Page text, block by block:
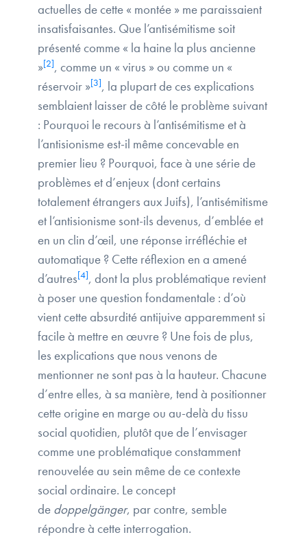
actuelles de cette « montée » me paraissaient
insatisfaisantes. Que l’antisémitisme soit
présenté comme « la haine la plus ancienne
»[2], comme un « virus » ou comme un «
réservoir »[3], la plupart de ces explications
semblaient laisser de côté le problème suivant
: Pourquoi le recours à l’antisémitisme et à
l’antisionisme est-il même concevable en
premier lieu ? Pourquoi, face à une série de
problèmes et d’enjeux (dont certains
totalement étrangers aux Juifs), l’antisémitisme
et l’antisionisme sont-ils devenus, d’emblée et
en un clin d’œil, une réponse irréfléchie et
automatique ? Cette réflexion en a amené
d’autres[4], dont la plus problématique revient
à poser une question fondamentale : d’où
vient cette absurdité antijuive apparemment si
facile à mettre en œuvre ? Une fois de plus,
les explications que nous venons de
mentionner ne sont pas à la hauteur. Chacune
d’entre elles, à sa manière, tend à positionner
cette origine en marge ou au-delà du tissu
social quotidien, plutôt que de l’envisager
comme une problématique constamment
renouvelée au sein même de ce contexte
social ordinaire. Le concept
de doppelgänger, par contre, semble
répondre à cette interrogation.